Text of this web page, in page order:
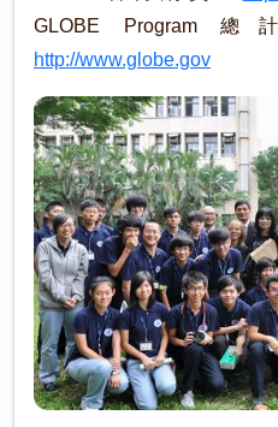
GLOBE Program
http://www.globe.gov